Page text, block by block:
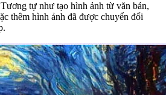
Tương tự như tạo hình ảnh từ văn bản,
thêm hình ảnh đã được chuyển đổi